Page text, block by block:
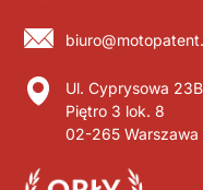
Ul. Cyprysowa 23B
Piętro 3 lok. 8
02-265 Warszawa